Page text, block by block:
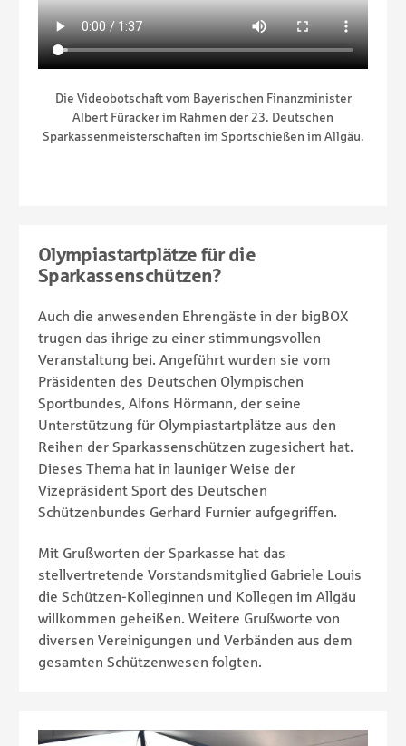
Die Videobotschaft vom Bayerischen Finanzminister
Albert Füracker im Rahmen der 23. Deutschen
Sparkassenmeisterschaften im Sportschießen im Allgäu.
Olympiastartplätze für die
Sparkassenschützen?
Auch die anwesenden Ehrengäste in der bigBOX
trugen das ihrige zu einer stimmungsvollen
Veranstaltung bei. Angeführt wurden sie vom
Präsidenten des Deutschen Olympischen
Sportbundes, Alfons Hörmann, der seine
Unterstützung für Olympiastartplätze aus den
Reihen der Sparkassenschützen zugesichert hat.
Dieses Thema hat in launiger Weise der
Vizepräsident Sport des Deutschen
Schützenbundes Gerhard Furnier aufgegriffen.
Mit Grußworten der Sparkasse hat das
stellvertretende Vorstandsmitglied Gabriele Louis
die Schützen-Kolleginnen und Kollegen im Allgäu
willkommen geheißen. Weitere Grußworte von
diversen Vereinigungen und Verbänden aus dem
gesamten Schützenwesen folgten.